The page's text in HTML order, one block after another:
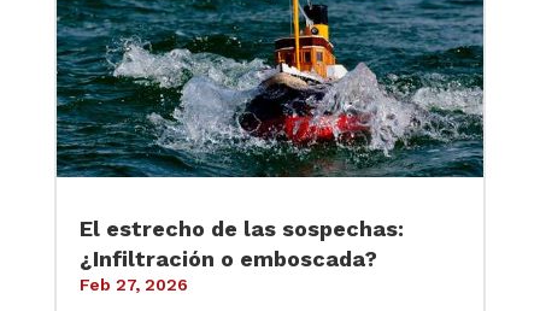
El estrecho de las sospechas:
¿Infiltración o emboscada?
Feb 27, 2026